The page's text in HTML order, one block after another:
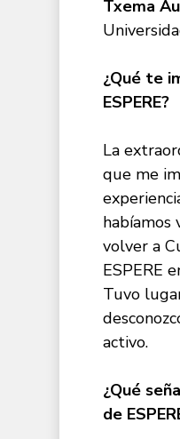
Txema
¿Qué te
ESPERE?
La
que me
habíamos
volver a
ESPERE
Tuvo
activo.
¿Qué
de